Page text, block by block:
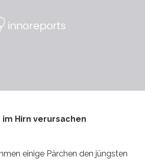
Hirn verursachen
einige Pärchen den jüngsten